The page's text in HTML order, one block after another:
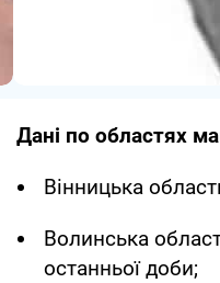
Дані по областях
Вінницька
Волинська
останньої доби;